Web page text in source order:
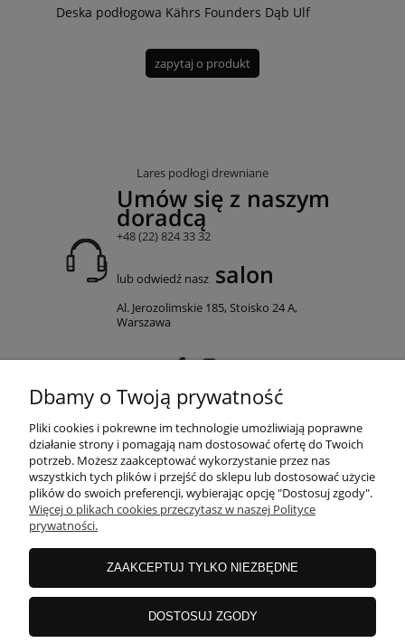
Deska podłogowa Kährs Founders Dąb Ulf
zapytaj o produkt
Lares podłogi drewniane
Umów się z naszym
doradcą
+48 (22) 824 33 32
lub odwiedź nasz salon
Al. Jerozolimskie 185, Stoisko 24 A,
Warszawa
MOJE KONTO
PŁATNOŚCI I DOSTAWA
INFORMACJE
O NAS
Dbamy o Twoją prywatność
Pliki cookies i pokrewne im technologie umożliwiają poprawne
działanie strony i pomagają nam dostosować ofertę do Twoich
potrzeb. Możesz zaakceptować wykorzystanie przez nas
wszystkich tych plików i przejść do sklepu lub dostosować użycie
plików do swoich preferencji, wybierając opcję "Dostosuj zgody".
Więcej o plikach cookies przeczytasz w naszej Polityce
prywatności.
ZAAKCEPTUJ TYLKO NIEZBĘDNE
DOSTOSUJ ZGODY